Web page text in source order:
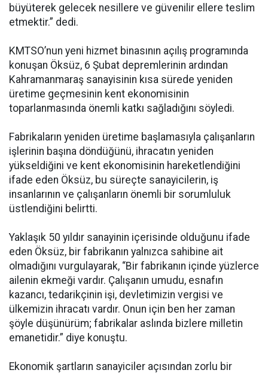
büyüterek gelecek nesillere ve güvenilir ellere teslim
etmektir.” dedi.
KMTSO’nun yeni hizmet binasının açılış programında
konuşan Öksüz, 6 Şubat depremlerinin ardından
Kahramanmaraş sanayisinin kısa sürede yeniden
üretime geçmesinin kent ekonomisinin
toparlanmasında önemli katkı sağladığını söyledi.
Fabrikaların yeniden üretime başlamasıyla çalışanların
işlerinin başına döndüğünü, ihracatın yeniden
yükseldiğini ve kent ekonomisinin hareketlendiğini
ifade eden Öksüz, bu süreçte sanayicilerin, iş
insanlarının ve çalışanların önemli bir sorumluluk
üstlendiğini belirtti.
Yaklaşık 50 yıldır sanayinin içerisinde olduğunu ifade
eden Öksüz, bir fabrikanın yalnızca sahibine ait
olmadığını vurgulayarak, “Bir fabrikanın içinde yüzlerce
ailenin ekmeği vardır. Çalışanın umudu, esnafın
kazancı, tedarikçinin işi, devletimizin vergisi ve
ülkemizin ihracatı vardır. Onun için ben her zaman
şöyle düşünürüm; fabrikalar aslında bizlere milletin
emanetidir.” diye konuştu.
Ekonomik şartların sanayiciler açısından zorlu bir